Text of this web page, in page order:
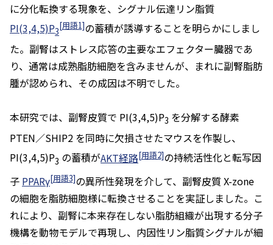
に分化転換する現象を、シグナル伝達リン脂質
PI(3,4,5)P3
[用語1]の蓄積が誘導することを明らかにしまし
た。副腎はストレス応答の主要なエフェクター臓器であ
り、通常は成熟脂肪細胞を含みませんが、まれに副腎脂肪
腫が認められ、その成因は不明でした。
本研究では、副腎皮質で PI(3,4,5)P3 を分解する酵素
PTEN／SHIP2 を同時に欠損させたマウスを作製し、
PI(3,4,5)P3 の蓄積がAKT経路[用語2]の持続活性化と転写因
子 PPARγ[用語3]の異所性発現を介して、副腎皮質 X-zone
の細胞を脂肪細胞様に転換させることを実証しました。こ
れにより、副腎に本来存在しない脂肪組織が出現する分子
機構を動物モデルで再現し、内因性リン脂質シグナルが細